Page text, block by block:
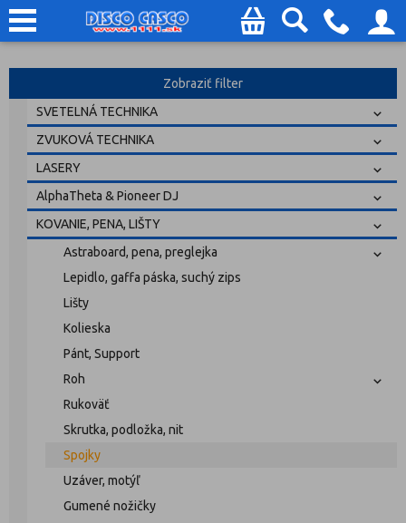
Zobraziť filter
SVETELNÁ TECHNIKA
ZVUKOVÁ TECHNIKA
LASERY
AlphaTheta & Pioneer DJ
KOVANIE, PENA, LIŠTY
Astraboard, pena, preglejka
Lepidlo, gaffa páska, suchý zips
Lišty
Kolieska
Pánt, Support
Roh
Rukoväť
Skrutka, podložka, nit
Spojky
Uzáver, motýľ
Gumené nožičky